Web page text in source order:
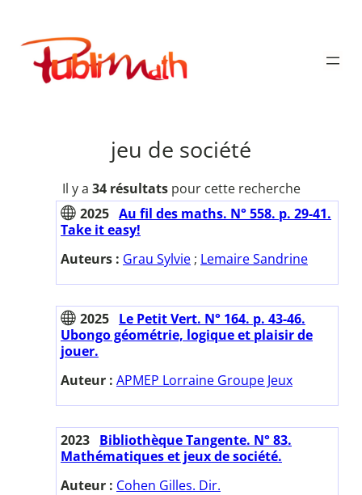
contenu
Publimath
jeu de société
Il y a 34 résultatspour cette recherche
2025 Au fil des maths. N° 558. p. 29-41.
Take it easy!
Auteurs : Grau Sylvie ; Lemaire Sandrine
2025 Le Petit Vert. N° 164. p. 43-46.
Ubongo géométrie, logique et plaisir de
jouer.
Auteur : APMEP Lorraine Groupe Jeux
2023 Bibliothèque Tangente. N° 83.
Mathématiques et jeux de société.
Auteur : Cohen Gilles. Dir.